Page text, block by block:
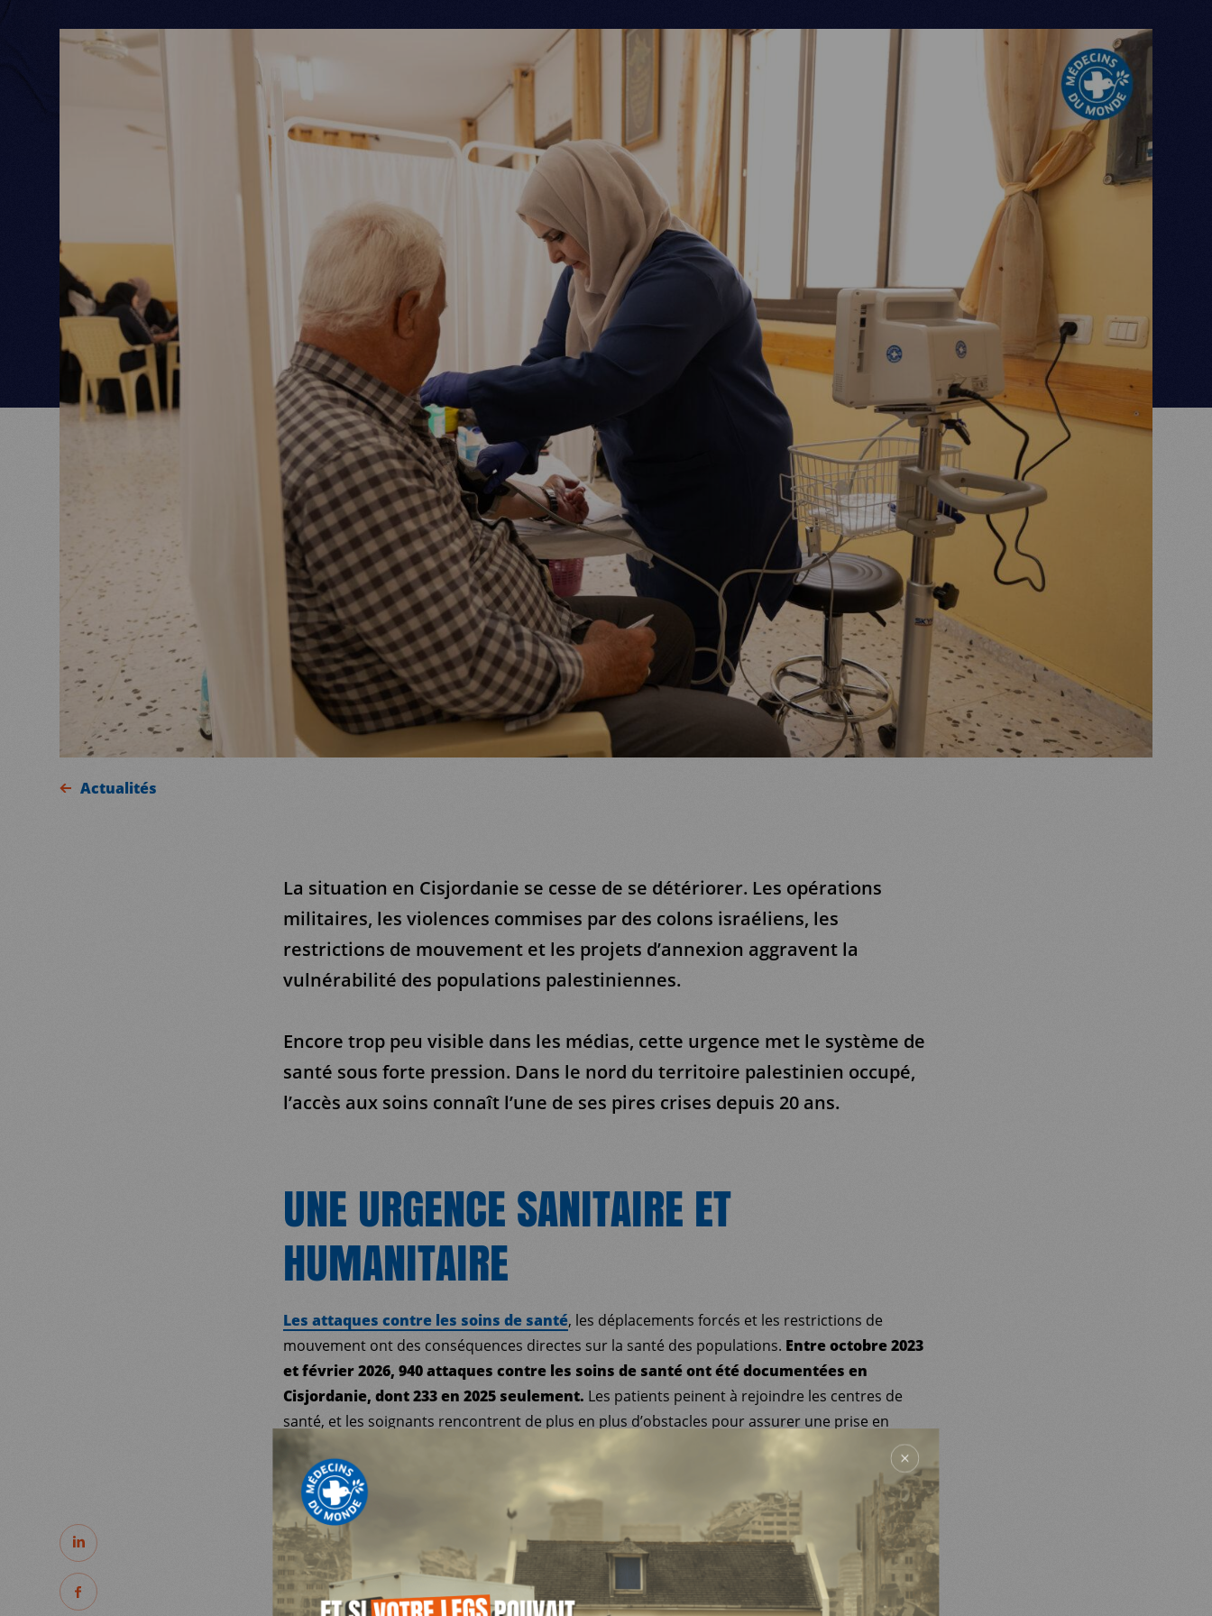
SUR LE TERRAIN
ACTUALITÉS
Actualités
La situation en Cisjordanie se cesse de se détériorer. Les opérations
militaires, les violences commises par des colons israéliens, les
restrictions de mouvement et les projets d’annexion aggravent la
vulnérabilité des populations palestiniennes.
Encore trop peu visible dans les médias, cette urgence met le système de
santé sous forte pression. Dans le nord du territoire palestinien occupé,
l’accès aux soins connaît l’une de ses pires crises depuis 20 ans.
UNE URGENCE SANITAIRE ET
HUMANITAIRE
Les attaques contre les soins de santé, les déplacements forcés et les restrictions de
mouvement ont des conséquences directes sur la santé des populations. Entre octobre 2023
et février 2026, 940 attaques contre les soins de santé ont été documentées en
Cisjordanie, dont 233 en 2025 seulement. Les patients peinent à rejoindre les centres de
santé, et les soignants rencontrent de plus en plus d’obstacles pour assurer une prise en
charge régulière.
Les besoins en santé mentale augmentent aussi fortement. L’insécurité, les violences et
l’exposition répétée à des événements traumatisants favorisent l’anxiété, la dépression et les
symptômes de stress post-traumatique.
PARTAGER
PARTAGER